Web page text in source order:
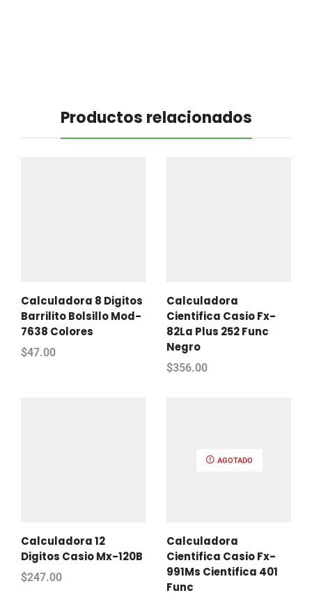
Productos relacionados
Calculadora 8 Digitos
Barrilito Bolsillo Mod-
7638 Colores
$47.00
Calculadora
Cientifica Casio Fx-
82La Plus 252 Func
Negro
$356.00
Calculadora 12
Digitos Casio Mx-120B
$247.00
AGOTADO
Calculadora
Cientifica Casio Fx-
991Ms Cientifica 401
Func